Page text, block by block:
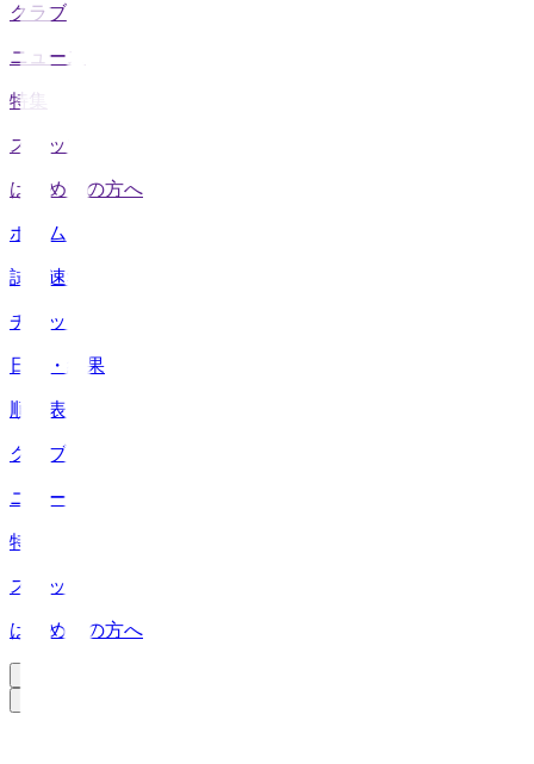
クラブ
ニュース
特集
スタッツ
はじめての方へ
ホーム
試合速報
チケット
日程・結果
順位表
クラブ
ニュース
特集
スタッツ
はじめての方へ